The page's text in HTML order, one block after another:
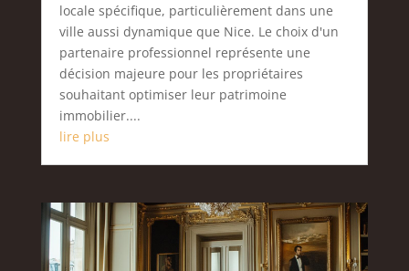
locale spécifique, particulièrement dans une
ville aussi dynamique que Nice. Le choix d'un
partenaire professionnel représente une
décision majeure pour les propriétaires
souhaitant optimiser leur patrimoine
immobilier....
lire plus